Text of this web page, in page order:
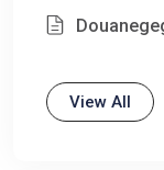
View All